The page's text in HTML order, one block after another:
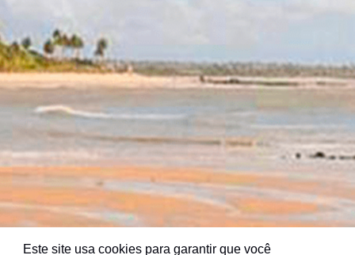
Este site usa cookies para garantir que você